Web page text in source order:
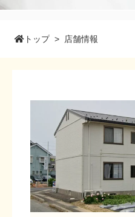
トップ > 店舗情報